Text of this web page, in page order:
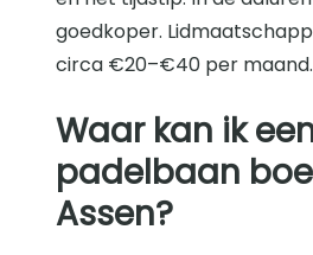
goedkoper.
circa €20–€40 per maand.
Waar kan ik
padelbaan
Assen?